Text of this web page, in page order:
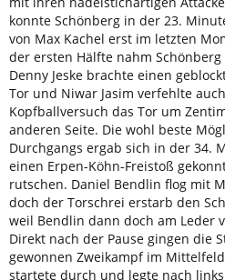
konnte Schönberg in der 23.
von Max Kachel erst im letzten
der ersten Hälfte nahm
Denny Jeske brachte einen
Tor und Niwar Jasim verfehlte
Kopfballversuch das Tor um
anderen Seite. Die wohl beste
Durchgangs ergab sich in der 34.
einen Erpen-Köhn-Freistoß
rutschen. Daniel Bendlin flog mit
doch der Torschrei erstarb den
weil Bendlin dann doch am Leder
Direkt nach der Pause gingen die
gewonnen Zweikampf im
startete durch und legte nach